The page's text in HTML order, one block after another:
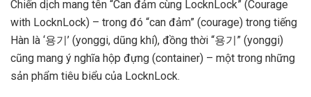
Chiến dịch mang tên “Can đảm cùng LocknLock” (Courage
with LocknLock) – trong đó “can đảm” (courage) trong tiếng
Hàn là ‘용기’ (yonggi, dũng khí), đồng thời “용기” (yonggi)
cũng mang ý nghĩa hộp đựng (container) – một trong những
sản phẩm tiêu biểu của LocknLock.